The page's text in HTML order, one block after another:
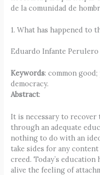
de la comunidad de
1. What has happened to
Eduardo Infante Perulero
Keywords: common
democracy.
Abstract:
It is necessary to
through an adequate
nothing to do with an
take sides for any
creed. Today’s
alive the feeling of